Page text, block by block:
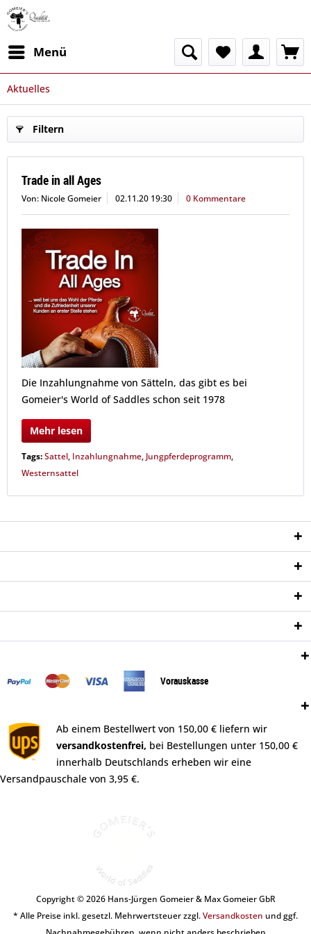
Menü
Aktuelles
Filtern
Trade in all Ages
Von: Nicole Gomeier 02.11.20 19:30 0 Kommentare
Die Inzahlungnahme von Sätteln, das gibt es bei
Gomeier's World of Saddles schon seit 1978
Mehr lesen
Tags:Sattel, Inzahlungnahme, Jungpferdeprogramm,
Westernsattel
Vorauskasse
Ab einem Bestellwert von 150,00 € liefern wir
versandkostenfrei, bei Bestellungen unter 150,00 €
innerhalb Deutschlands erheben wir eine
Versandpauschale von 3,95 €.
Copyright © 2026 Hans-Jürgen Gomeier & Max Gomeier GbR
* Alle Preise inkl. gesetzl. Mehrwertsteuer zzgl.Versandkosten und ggf.